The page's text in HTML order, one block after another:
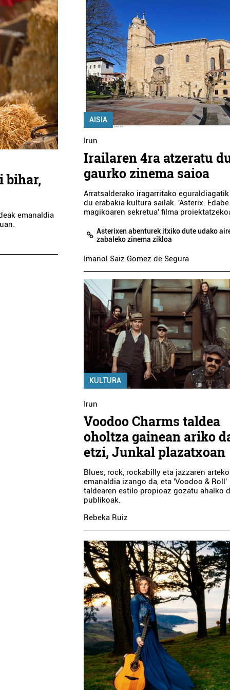
bihar,
emanaldia
AISIA
Irun
Irailaren 4ra atzeratu
gaurko zinema saioa
Arratsalderako iragarritako
du erabakia kultura sailak. 'Asterix. Edabe
magikoaren sekretua' filma
Asterixen abenturek itxiko dute udako
zabaleko zinema zikloa
Imanol Saiz Gomez de Segura
KULTURA
Irun
Voodoo Charms taldea
oholtza gainean ariko
etzi, Junkal plazatxoan
Blues, rock, rockabilly eta jazzaren
emanaldia izango da, eta 'Voodoo & Roll'
taldearen estilo propioaz gozatu ahalko
publikoak.
Rebeka Ruiz
Osasungintza